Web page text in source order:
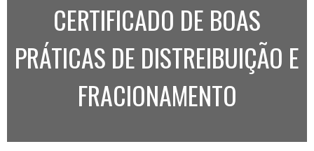
CERTIFICADO DE BOAS
PRÁTICAS DE DISTREIBUIÇÃO E
FRACIONAMENTO